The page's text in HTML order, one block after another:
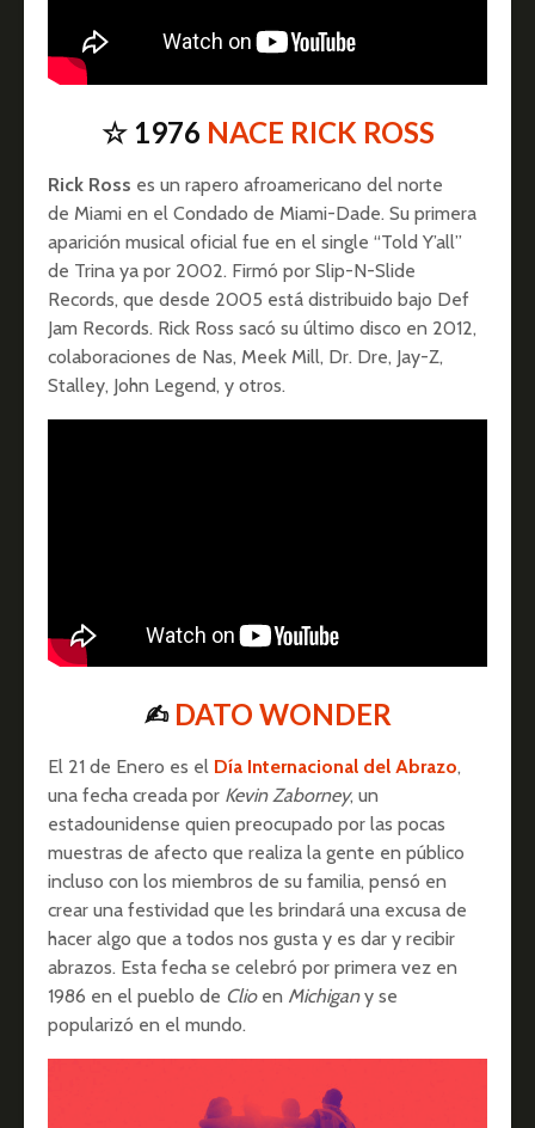
☆ 1976 NACE RICK ROSS
Rick Ross es un rapero afroamericano del norte
de Miami en el Condado de Miami-Dade. Su primera
aparición musical oficial fue en el single “Told Y’all”
de Trina ya por 2002. Firmó por Slip-N-Slide
Records, que desde 2005 está distribuido bajo Def
Jam Records. Rick Ross sacó su último disco en 2012,
colaboraciones de Nas, Meek Mill, Dr. Dre, Jay-Z,
Stalley, John Legend, y otros.
✍︎ DATO WONDER
El 21 de Enero es el Día Internacional del Abrazo,
una fecha creada por Kevin Zaborney, un
estadounidense quien preocupado por las pocas
muestras de afecto que realiza la gente en público
incluso con los miembros de su familia, pensó en
crear una festividad que les brindará una excusa de
hacer algo que a todos nos gusta y es dar y recibir
abrazos. Esta fecha se celebró por primera vez en
1986 en el pueblo de Clioen Michigany se
popularizó en el mundo.